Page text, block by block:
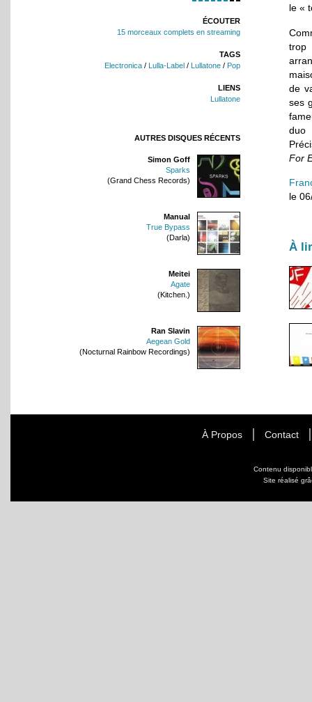
ÉCOUTER
15 morceaux complets en streaming
TAGS
Electronica / Lulla-Label / Lullatone / Pop
LIENS
Lullatone
AUTRES DISQUES RÉCENTS
Simon Goff
Sparks
(Grand Chess Records)
Manual
True Bypass
(Darla)
Meitei
Agate
(Kitchen.)
Ran Slavin
Aegean Gold
(Nocturnal Rainbow Recordings)
le «
trop
de
ses
duo
For
le
À
À Propos Contact
Contenu
Site réalisé